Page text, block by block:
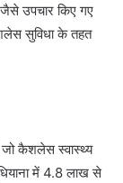
उपचार किए गए
सुविधा के तहत
कैशलेस स्वास्थ्य
में 4.8 लाख से